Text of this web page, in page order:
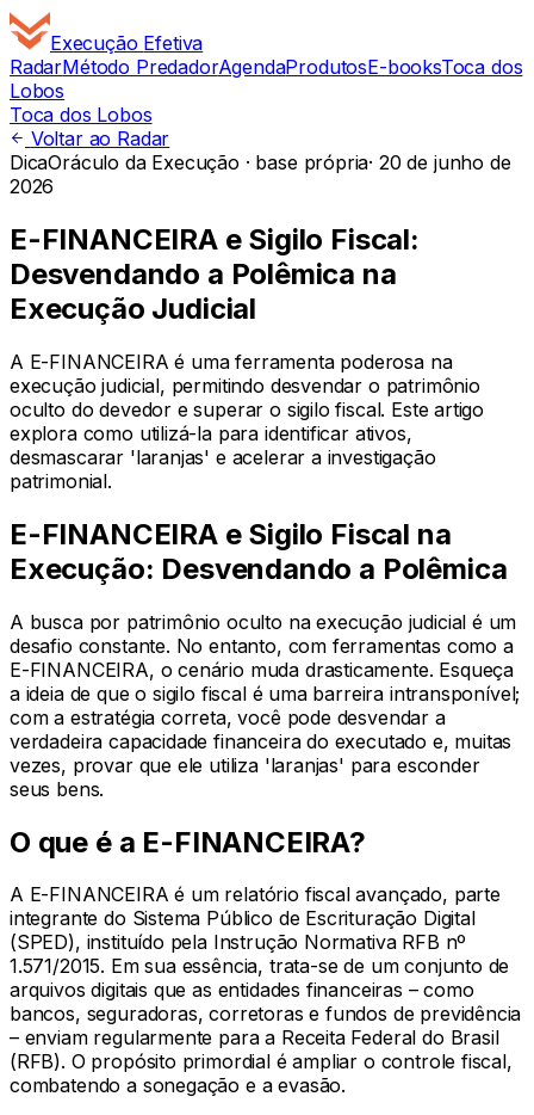
Execução Efetiva
RadarMétodo PredadorAgendaProdutosE-booksToca dos
Lobos
Toca dos Lobos
Voltar ao Radar
DicaOráculo da Execução · base própria· 20 de junho de
2026
E-FINANCEIRA e Sigilo Fiscal:
Desvendando a Polêmica na
Execução Judicial
A E-FINANCEIRA é uma ferramenta poderosa na
execução judicial, permitindo desvendar o patrimônio
oculto do devedor e superar o sigilo fiscal. Este artigo
explora como utilizá-la para identificar ativos,
desmascarar 'laranjas' e acelerar a investigação
patrimonial.
E-FINANCEIRA e Sigilo Fiscal na
Execução: Desvendando a Polêmica
A busca por patrimônio oculto na execução judicial é um
desafio constante. No entanto, com ferramentas como a
E-FINANCEIRA, o cenário muda drasticamente. Esqueça
a ideia de que o sigilo fiscal é uma barreira intransponível;
com a estratégia correta, você pode desvendar a
verdadeira capacidade financeira do executado e, muitas
vezes, provar que ele utiliza 'laranjas' para esconder
seus bens.
O que é a E-FINANCEIRA?
A E-FINANCEIRA é um relatório fiscal avançado, parte
integrante do Sistema Público de Escrituração Digital
(SPED), instituído pela Instrução Normativa RFB nº
1.571/2015. Em sua essência, trata-se de um conjunto de
arquivos digitais que as entidades financeiras – como
bancos, seguradoras, corretoras e fundos de previdência
– enviam regularmente para a Receita Federal do Brasil
(RFB). O propósito primordial é ampliar o controle fiscal,
combatendo a sonegação e a evasão.